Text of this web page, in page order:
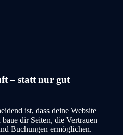
– statt nur gut
ist, dass deine Website
dir Seiten, die Vertrauen
Buchungen ermöglichen.